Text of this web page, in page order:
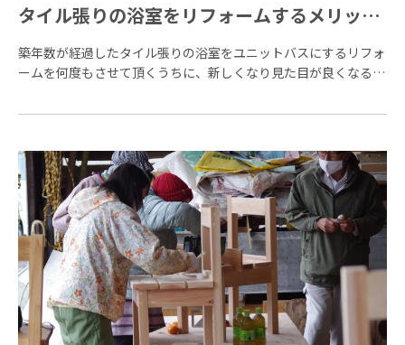
タイル張りの浴室をリフォームするメリット
とその価格帯
築年数が経過したタイル張りの浴室をユニットバスにするリフォ
ームを何度もさせて頂くうちに、新しくなり見た目が良くなる以
室リフォームのメリットと